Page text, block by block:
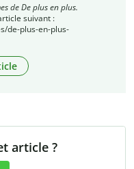
de De plus en plus.
suivant :
de-plus-en-plus-
article ?